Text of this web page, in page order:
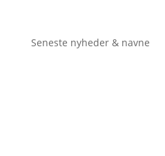
Seneste nyheder & navne